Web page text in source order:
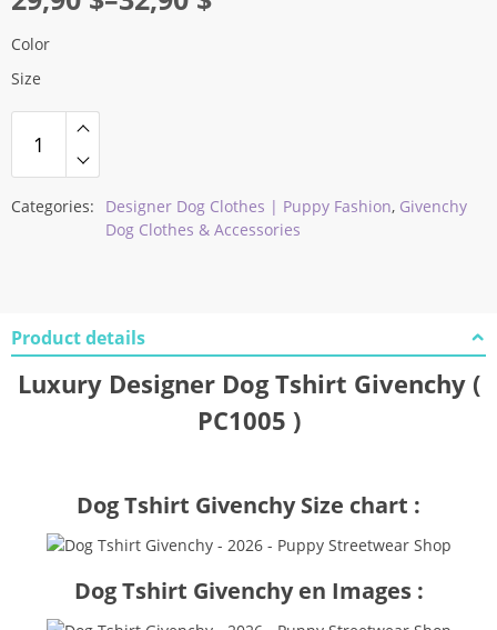
range:
29,90 $
32,90 $
Color
Size
Categories: Designer Dog Clothes | Puppy Fashion, Givenchy
Dog Clothes & Accessories
Product details
Luxury Designer Dog Tshirt Givenchy (
PC1005 )
Dog Tshirt Givenchy Size chart :
Dog Tshirt Givenchy en Images :